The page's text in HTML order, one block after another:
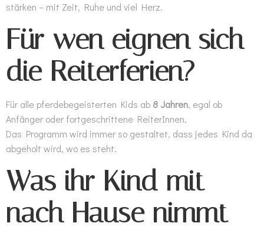
stärken – mit Zeit, Ruhe und viel Herz.
Für wen eignen sich
die Reiterferien?
Für alle pferdebegeisterten Kids ab 8 Jahren, egal ob
Anfänger oder fortgeschrittene ReiterInnen.
Das Programm wird immer so gestaltet, dass jedes Kind da
abgeholt wird, wo es steht.
Was ihr Kind mit
nach Hause nimmt